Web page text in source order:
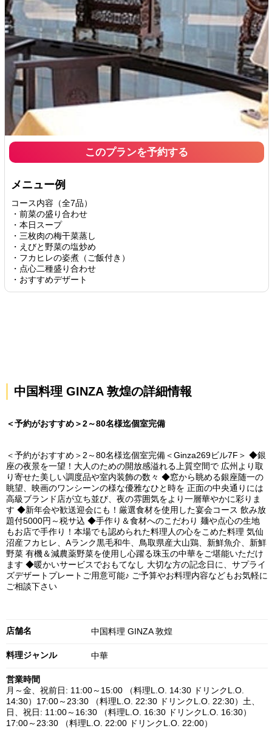
このプランを予約する
メニュー例
コース内容（全7品）
・前菜の盛り合わせ
・本日スープ
・三枚肉の梅干菜蒸し
・えびと野菜の塩炒め
・フカヒレの姿煮（ご飯付き）
・点心二種盛り合わせ
・おすすめデザート
中国料理 GINZA 敦煌の詳細情報
＜予約がおすすめ＞2～80名様迄個室完備
＜予約がおすすめ＞2～80名様迄個室完備＜Ginza269ビル7F＞ ◆銀
座の夜景を一望！大人のための開放感溢れる上質空間で 広州より取
り寄せた美しい調度品や室内装飾の数々 ◆窓から眺める銀座随一の
眺望、映画のワンシーンの様な優雅なひと時を 正面の中央通りには
高級ブランド店が立ち並び、夜の雰囲気をより一層華やかに彩りま
す ◆新年会や歓送迎会にも！厳選食材を使用した宴会コース 飲み放
題付5000円～税サ込 ◆手作り＆食材へのこだわり 麺や点心の生地
もお店で手作り！本場でも認められた料理人の心をこめた料理 気仙
沼産フカヒレ、Aランク黒毛和牛、鳥取県産大山鶏、新鮮魚介、新鮮
野菜 有機＆減農薬野菜を使用し心躍る珠玉の中華をご堪能いただけ
ます ◆暖かいサービスでおもてなし 大切な方の記念日に、サプライ
ズデザートプレートご用意可能♪ ご予算やお料理内容などもお気軽に
ご相談下さい
店舗名 中国料理 GINZA 敦煌
料理ジャンル 中華
営業時間
月～金、祝前日: 11:00～15:00 （料理L.O. 14:30 ドリンクL.O.
14:30）17:00～23:30 （料理L.O. 22:30 ドリンクL.O. 22:30）土、
日、祝日: 11:00～16:30 （料理L.O. 16:30 ドリンクL.O. 16:30）
17:00～23:30 （料理L.O. 22:00 ドリンクL.O. 22:00）